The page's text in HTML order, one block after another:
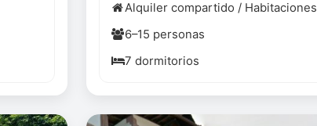
Alquiler compartido / Habitaciones
6–15 personas
7 dormitorios